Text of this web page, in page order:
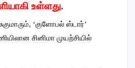
உள்ளது.
‘குளோபல் ஸ்டார்’
சினிமா முயற்சியில்